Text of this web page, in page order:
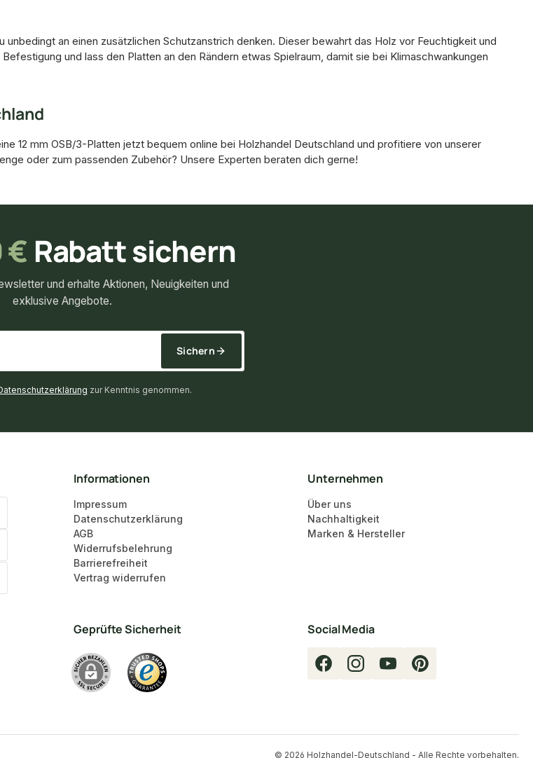
an einen zusätzlichen Schutzanstrich denken. Dieser bewahrt das Holz vor Feuchtigkeit und
und lass den Platten an den Rändern etwas Spielraum, damit sie bei Klimaschwankungen
12 mm OSB/3-Platten jetzt bequem online bei Holzhandel Deutschland und profitiere von unserer
oder zum passenden Zubehör? Unsere Experten beraten dich gerne!
€ Rabatt sichern
und erhalte Aktionen, Neuigkeiten und
exklusive Angebote.
Sichern
zur Kenntnis genommen.
Informationen
Impressum
Datenschutzerklärung
AGB
Widerrufsbelehrung
Barrierefreiheit
Vertrag widerrufen
Unternehmen
Über uns
Nachhaltigkeit
Marken & Hersteller
Geprüfte Sicherheit Social Media
FacebookInstagramYouTubePinterest
© 2026 Holzhandel-Deutschland - Alle Rechte vorbehalten.